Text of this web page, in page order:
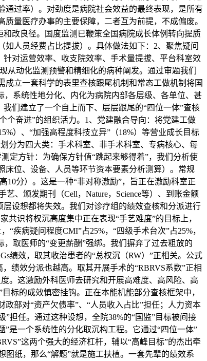
过率）。对劲度是病院社会效益的最终表现，是所有
量医疗办事的主要保障，二者互为前提，不成偏废。
改良径。国度监测已鞭策全国病院成长体例转向提质
人员经费占比提拔）。具体做法如下：2、聚焦疑问
对运营效率、收支院效率、手术量提拔、平台科室效
从动化监测预警和精细化的病种阐发。通过审题我们
立一套科学的表里查核跟尾机制和常态工做机制将国
系统性地分化、内化为病院内部各层级、各单位、甚
们建立了一个自上而下、层层跟尾的“四位一体”查核
个奋进”的组织活力。1、党建融合导向：将党建工做
）、“加强高程度科技立异”（18%）等营业成长目标
分为四大类：手术科室、非手术科室、专病核心、每
定方针：为确保方针值“跳起来够得着”，我们分析使
位、设备、人员等环节资本要素分析测算）。常规
10分）。这是一种“非对称激励”，旨正在激励科室正
、颁发期刊（Cell，Nature，Science等）、到账金额
设想都将失效。我们对诊疗组的绩效查核和分派进行
识将权沉高度集中正在表现“手艺难度”的目标上，
疾病疑问程度CMI”占25%，“四级手术台次”占25%，
取医师的“变更薪酬”强绑。我们摒弃了过去粗放的
绩效，取其收治患者的“总权沉（RW）”正相关。公式
绩效分派也越高。取其开展手术的“RBRVS系数”正相
。这激励外科医师去研究和开展高难度、高风险、高
标的成效慎密挂钩。正在本能机能部分查核框架中，
部对“资产欠债率”、“人员收入占比”担任；人力资本
担任。通过这种设想，全院38%的“国监”目标被间接
是一个系统性的分化取沉构工程。它通过“四位一体”
这两个强大的经济杠杆，辅以“高峰目标”的杰出牵
纸，那么“解题”就是施工扶植。一套先辈的绩效系